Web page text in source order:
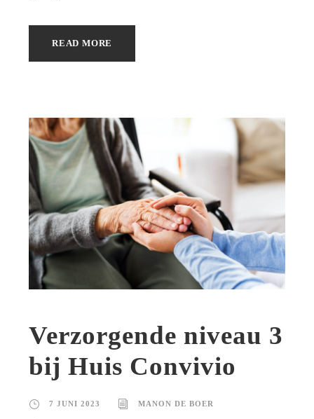
READ MORE
Verzorgende niveau 3
bij Huis Convivio
7 JUNI 2023 MANON DE BOER